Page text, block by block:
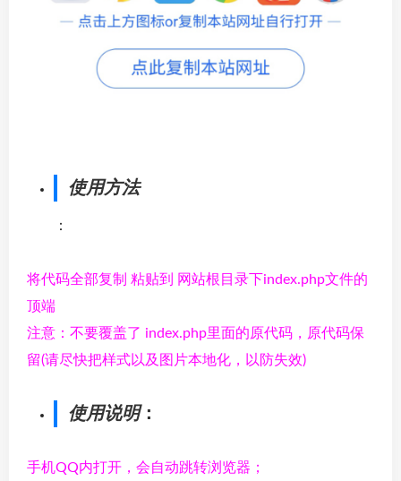
使用方法
：
将代码全部复制 粘贴到 网站根目录下index.php文件的
顶端
注意：不要覆盖了 index.php里面的原代码，原代码保
留(请尽快把样式以及图片本地化，以防失效)
使用说明：
手机QQ内打开，会自动跳转浏览器；